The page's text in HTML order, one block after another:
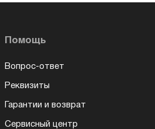
Помощь
Вопрос-ответ
Реквизиты
Гарантии и возврат
Сервисный центр